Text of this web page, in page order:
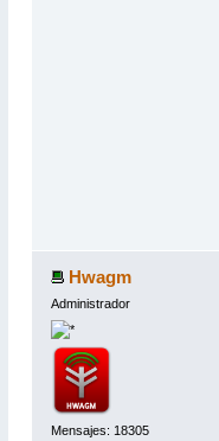
Hwagm
Administrador
Mensajes: 18305